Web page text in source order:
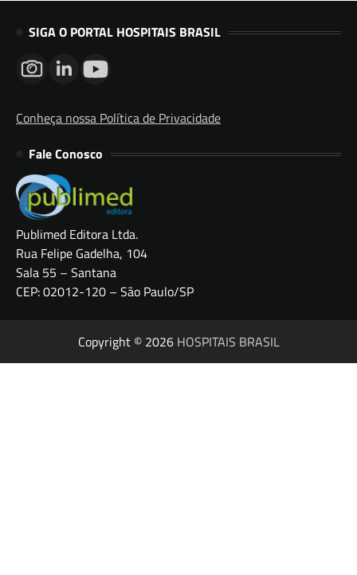
SIGA O PORTAL HOSPITAIS BRASIL
Conheça nossa Política de Privacidade
Fale Conosco
Publimed Editora Ltda.
Rua Felipe Gadelha, 104
Sala 55 – Santana
CEP: 02012-120 – São Paulo/SP
Copyright © 2026 HOSPITAIS BRASIL